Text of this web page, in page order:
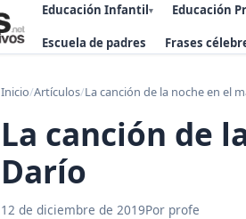
Educación Infantil▾ Educación
Escuela de padres Frases
Inicio/Artículos/La canción de la noche en el
La canción de
Darío
12 de diciembre de 2019Por profe